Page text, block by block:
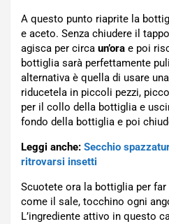
A questo punto riaprite la
e aceto. Senza chiudere il
agisca per circa un’ora e poi
bottiglia sarà perfettamente
alternativa è quella di usare una
riducetela in piccoli pezzi,
per il collo della bottiglia e
fondo della bottiglia e poi
Leggi anche: Secchio
ritrovarsi insetti
Scuotete ora la bottiglia per
come il sale, tocchino ogni
L’ingrediente attivo in questo